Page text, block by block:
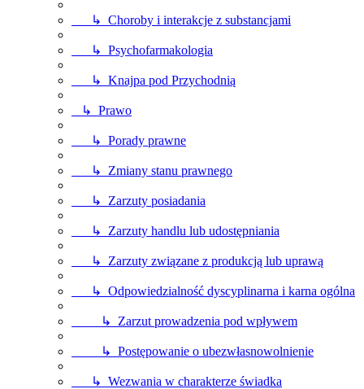
↳ Choroby i interakcje z substancjami
↳ Psychofarmakologia
↳ Knajpa pod Przychodnią
↳ Prawo
↳ Porady prawne
↳ Zmiany stanu prawnego
↳ Zarzuty posiadania
↳ Zarzuty handlu lub udostępniania
↳ Zarzuty związane z produkcją lub uprawą
↳ Odpowiedzialność dyscyplinarna i karna ogólna
↳ Zarzut prowadzenia pod wpływem
↳ Postępowanie o ubezwłasnowolnienie
↳ Wezwania w charakterze świadka